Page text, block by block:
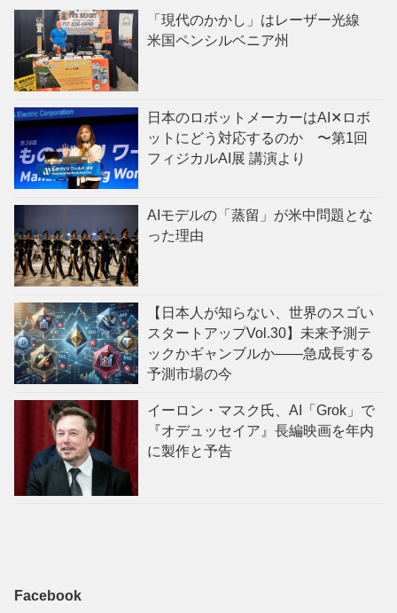
「現代のかかし」はレーザー光線
米国ペンシルベニア州
日本のロボットメーカーはAI✕ロボ
ットにどう対応するのか 〜第1回
フィジカルAI展 講演より
AIモデルの「蒸留」が米中問題とな
った理由
【日本人が知らない、世界のスゴい
スタートアップVol.30】未来予測テ
ックかギャンブルか——急成長する
予測市場の今
イーロン・マスク氏、AI「Grok」で
『オデュッセイア』長編映画を年内
に製作と予告
Facebook